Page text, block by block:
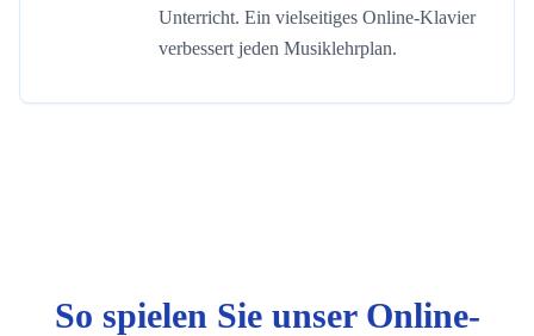
Unterricht. Ein vielseitiges Online-Klavier
verbessert jeden Musiklehrplan.
So spielen Sie unser Online-